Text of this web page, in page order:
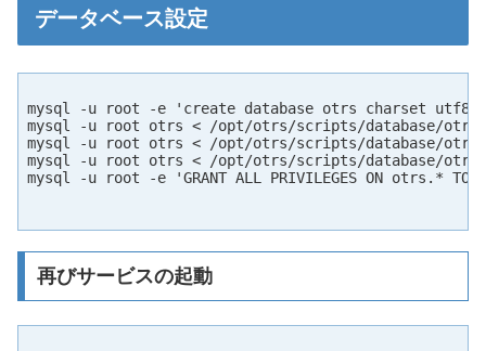
データベース設定
mysql -u root -e 'create database otrs charset utf8'
mysql -u root otrs < /opt/otrs/scripts/database/otrs-
mysql -u root otrs < /opt/otrs/scripts/database/
mysql -u root otrs < /opt/otrs/scripts/database/otrs-
mysql -u root -e 'GRANT ALL PRIVILEGES ON otrs.* TO
再びサービスの起動